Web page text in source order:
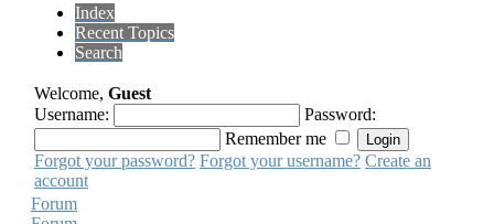
Index
Recent Topics
Search
Welcome, Guest
Username:
Password:
Remember me
Forgot your password? Forgot your username? Create an
account
Forum